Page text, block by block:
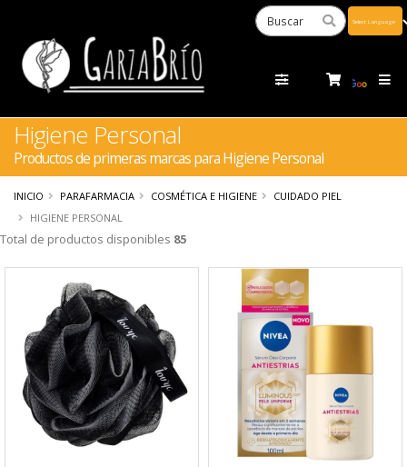
Higiene Personal
Productos de primeras marcas para Higiene Personal
INICIO PARAFARMACIA COSMÉTICA E HIGIENE
CUIDADO PIEL
HIGIENE PERSONAL
Total de productos disponibles 85